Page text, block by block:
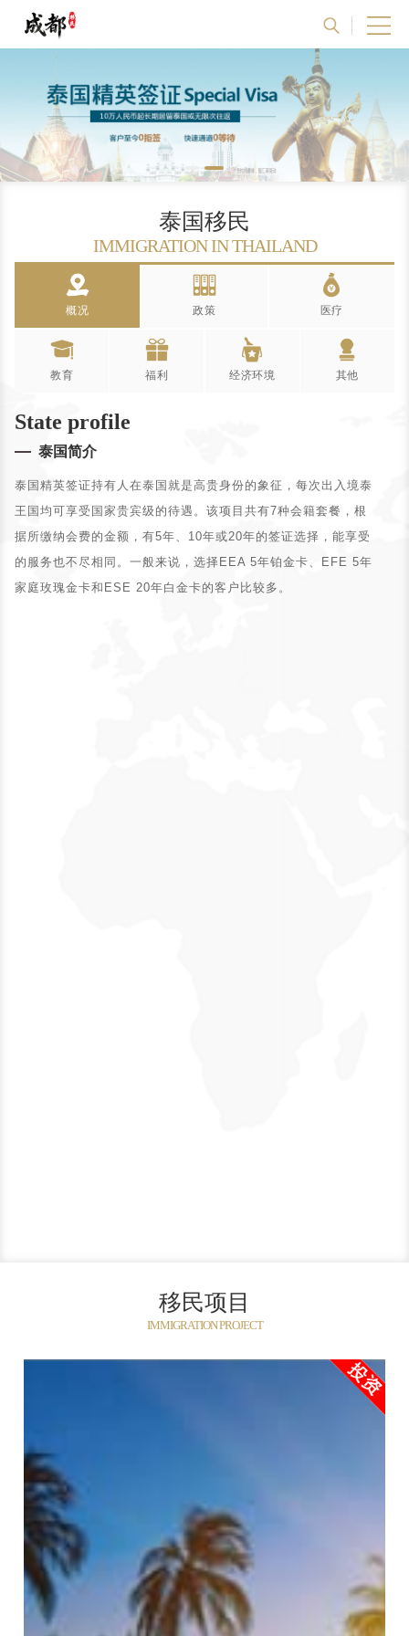
泰国移民
IMMIGRATION IN THAILAND
概况
政策
医疗
Medical
教育
福利
经济环境
其他
State profile
泰国简介
泰国精英签证持有人在泰国就是高贵身份的象征，每次出入境泰
王国均可享受国家贵宾级的待遇。该项目共有7种会籍套餐，根
据所缴纳会费的金额，有5年、10年或20年的签证选择，能享受
的服务也不尽相同。一般来说，选择EEA 5年铂金卡、EFE 5年
家庭玫瑰金卡和ESE 20年白金卡的客户比较多。
移民项目
IMMIGRATION PROJECT